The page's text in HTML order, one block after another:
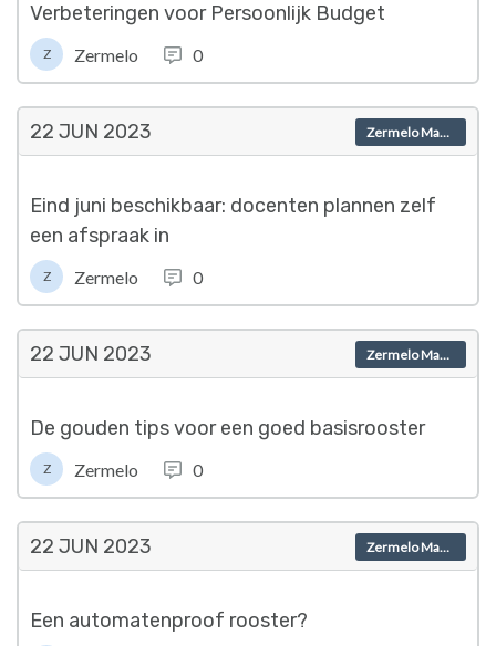
Verbeteringen voor Persoonlijk Budget
Z Zermelo 0
22 JUN 2023
Eind juni beschikbaar: docenten plannen zelf
een afspraak in
Z Zermelo 0
Zermelo Magazine
22 JUN 2023
De gouden tips voor een goed basisrooster
Z Zermelo 0
Zermelo Magazine
22 JUN 2023
Een automatenproof rooster?
Zermelo Magazine